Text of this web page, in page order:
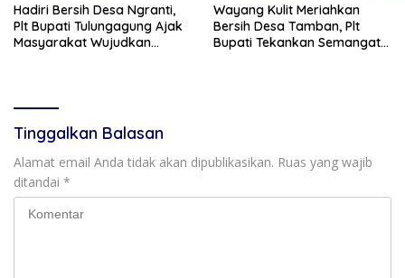
Hadiri Bersih Desa Ngranti,
Plt Bupati Tulungagung Ajak
Masyarakat Wujudkan
Wayang Kulit Meriahkan
Bersih Desa Tamban, Plt
Bupati Tekankan Semangat
Tinggalkan Balasan
Alamat email Anda tidak akan dipublikasikan. Ruas yang wajib
ditandai *